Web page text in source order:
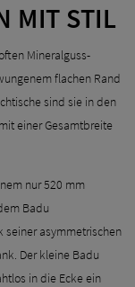
MIT STIL
Mineralguss-
flachen Rand
sind sie in den
einer Gesamtbreite
nur 520 mm
Badu
seiner asymmetrischen
Der kleine Badu
in die Ecke ein